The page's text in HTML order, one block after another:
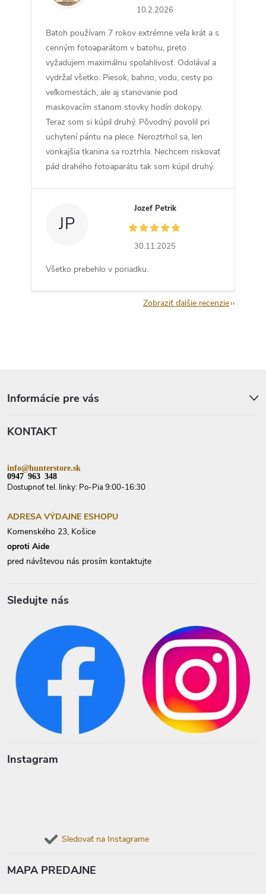
10.2.2026
Batoh používam 7 rokov extrémne veľa krát a s
cenným fotoaparátom v batohu, preto
vyžadujem maximálnu spoľahlivosť. Odolával a
vydržal všetko. Piesok, bahno, vodu, cesty po
veľkomestách, ale aj stanovanie pod
maskovacím stanom stovky hodín dokopy.
Teraz som si kúpil druhý. Pôvodný povolil pri
uchytení pántu na plece. Neroztrhol sa, len
vonkajšia tkanina sa roztrhla. Nechcem riskovať
pád drahého fotoaparátu tak som kúpil druhý.
JP
Jozef Petrik
30.11.2025
Všetko prebehlo v poriadku.
Zobraziť ďalšie recenzie
Informácie pre vás
KONTAKT
info@hunterstore.sk
0947 963 348
Dostupnoť tel. linky: Po-Pia 9:00-16:30
ADRESA VÝDAJNE ESHOPU
Komenského 23, Košice
oproti Aide
pred návštevou nás prosím kontaktujte
Sledujte nás
Instagram
Sledovať na Instagrame
MAPA PREDAJNE